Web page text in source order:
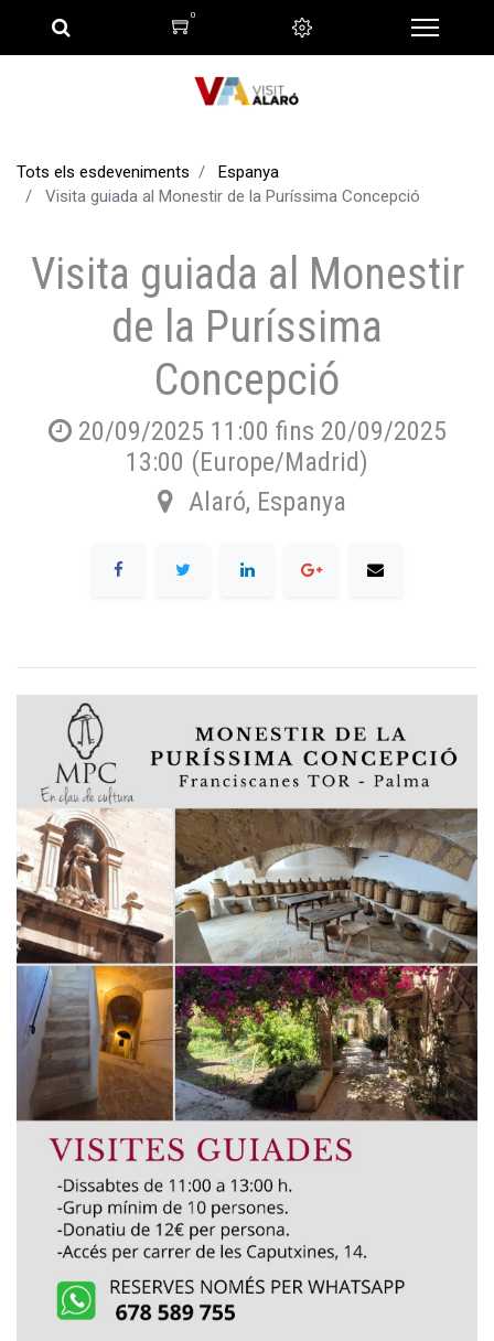
0
Tots els esdeveniments
Espanya
Visita guiada al Monestir de la Puríssima Concepció
Visita guiada al Monestir
de la Puríssima
Concepció
20/09/2025 11:00 fins 20/09/2025
13:00 (Europe/Madrid)
Alaró, Espanya